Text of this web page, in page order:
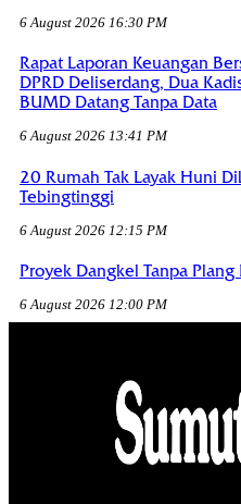
6 August 2026 16:30 PM
Rapat Laporan Keuangan
DPRD Deliserdang, Dua
BUMD Datang Tanpa Data
6 August 2026 13:41 PM
20 Rumah Tak Layak Huni
Tebingtinggi
6 August 2026 12:15 PM
Proyek Dangkel Tanpa Plang
6 August 2026 12:00 PM